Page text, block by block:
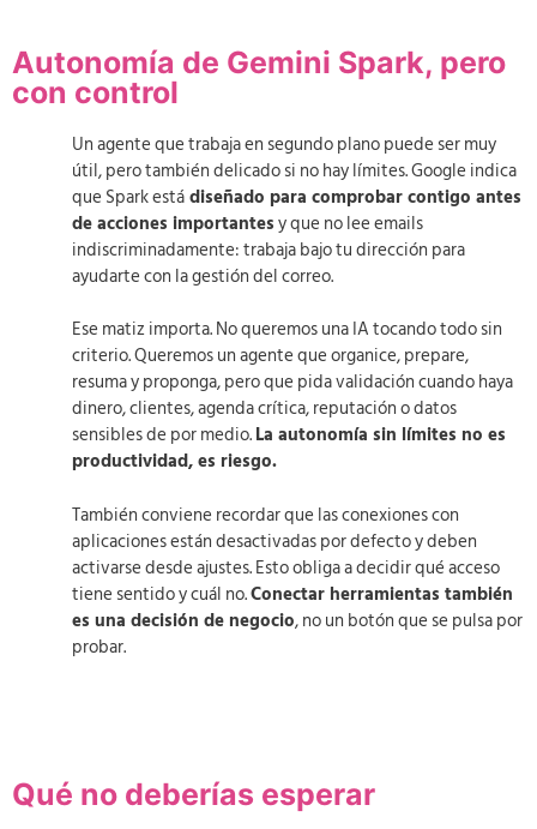
Autonomía de Gemini Spark, pero
con control
Un agente que trabaja en segundo plano puede ser muy
útil, pero también delicado si no hay límites. Google indica
que Spark estádiseñado para comprobar contigo antes
de acciones importantesy que no lee emails
indiscriminadamente: trabaja bajo tu dirección para
ayudarte con la gestión del correo.
Ese matiz importa. No queremos una IA tocando todo sin
criterio. Queremos un agente que organice, prepare,
resuma y proponga, pero que pida validación cuando haya
dinero, clientes, agenda crítica, reputación o datos
sensibles de por medio.La autonomía sin límites no es
productividad, es riesgo.
También conviene recordar que las conexiones con
aplicaciones están desactivadas por defecto y deben
activarse desde ajustes. Esto obliga a decidir qué acceso
tiene sentido y cuál no.Conectar herramientas también
es una decisión de negocio, no un botón que se pulsa por
probar.
Qué no deberías esperar